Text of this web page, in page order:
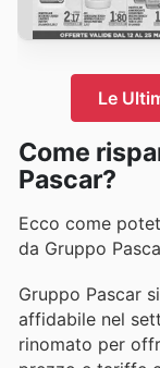
Le
Come
Pascar?
Ecco come
da Gruppo
Gruppo Pascar
affidabile nel
rinomato per